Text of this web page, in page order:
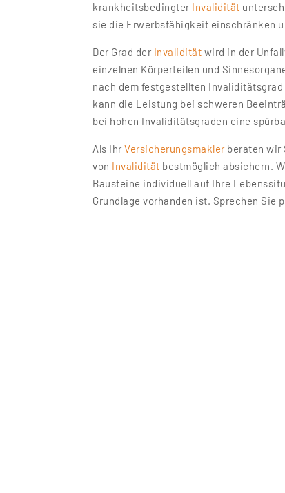
krankheitsbedingter Invalidität
sie die Erwerbsfähigkeit einschränken
Der Grad der Invalidität wird in der
einzelnen Körperteilen und
nach dem festgestellten
kann die Leistung bei schweren
bei hohen Invaliditätsgraden eine
Als IhrVersicherungsmaklerberaten wir
von Invalidität bestmöglich absichern.
Bausteine individuell auf Ihre
Grundlage vorhanden ist. Sprechen Sie